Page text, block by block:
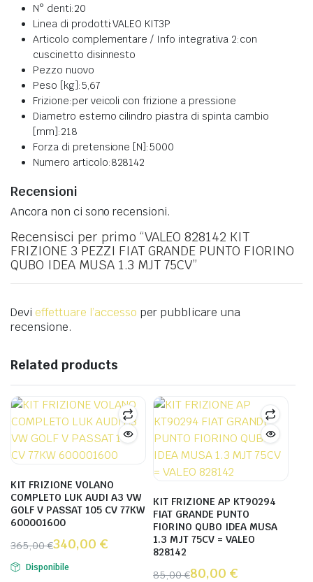
N° denti:20
Linea di prodotti:VALEO KIT3P
Articolo complementare / Info integrativa 2:con
cuscinetto disinnesto
Pezzo nuovo
Peso [kg]:5,67
Frizione:per veicoli con frizione a pressione
Diametro esterno cilindro piastra di spinta cambio
[mm]:218
Forza di pretensione [N]:5000
Numero articolo:828142
Recensioni
Ancora non ci sono recensioni.
Recensisci per primo “VALEO 828142 KIT
FRIZIONE 3 PEZZI FIAT GRANDE PUNTO FIORINO
QUBO IDEA MUSA 1.3 MJT 75CV”
Devi effettuare l’accesso per pubblicare una
recensione.
Related products
KIT FRIZIONE VOLANO
COMPLETO LUK AUDI A3 VW
GOLF V PASSAT 105 CV 77KW
600001600
365,00€340,00 €
Disponibile
KIT FRIZIONE AP KT90294
FIAT GRANDE PUNTO
FIORINO QUBO IDEA MUSA
1.3 MJT 75CV = VALEO
828142
85,00€80,00 €